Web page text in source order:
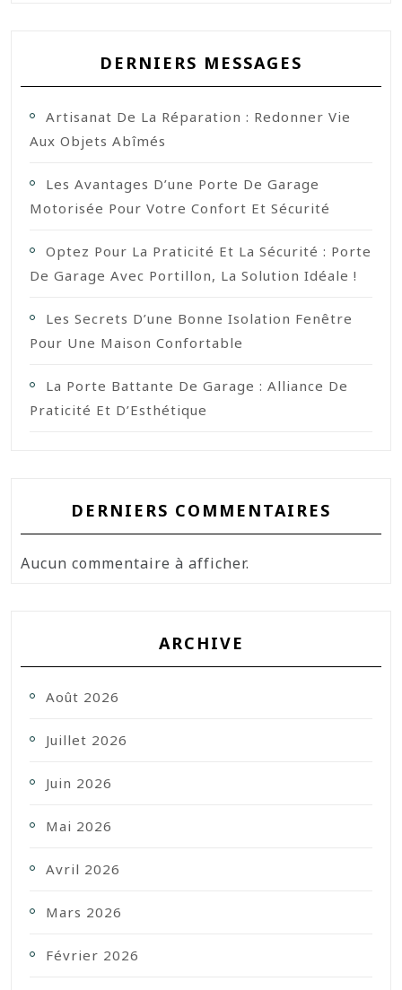
DERNIERS MESSAGES
Artisanat De La Réparation : Redonner Vie
Aux Objets Abîmés
Les Avantages D’une Porte De Garage
Motorisée Pour Votre Confort Et Sécurité
Optez Pour La Praticité Et La Sécurité : Porte
De Garage Avec Portillon, La Solution Idéale !
Les Secrets D’une Bonne Isolation Fenêtre
Pour Une Maison Confortable
La Porte Battante De Garage : Alliance De
Praticité Et D’Esthétique
DERNIERS COMMENTAIRES
Aucun commentaire à afficher.
ARCHIVE
Août 2026
Juillet 2026
Juin 2026
Mai 2026
Avril 2026
Mars 2026
Février 2026